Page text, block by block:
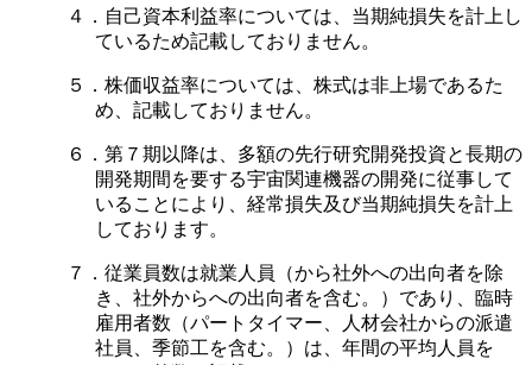
４．自己資本利益率については、当期純損失を計上し
ているため記載しておりません。
５．株価収益率については、株式は非上場であるた
め、記載しておりません。
６．第７期以降は、多額の先行研究開発投資と長期の
開発期間を要する宇宙関連機器の開発に従事して
いることにより、経常損失及び当期純損失を計上
しております。
７．従業員数は就業人員（から社外への出向者を除
き、社外からへの出向者を含む。）であり、臨時
雇用者数（パートタイマー、人材会社からの派遣
社員、季節工を含む。）は、年間の平均人員を